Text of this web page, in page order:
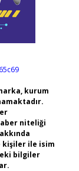
kurum
niteliği
kişiler ile isim
bilgiler